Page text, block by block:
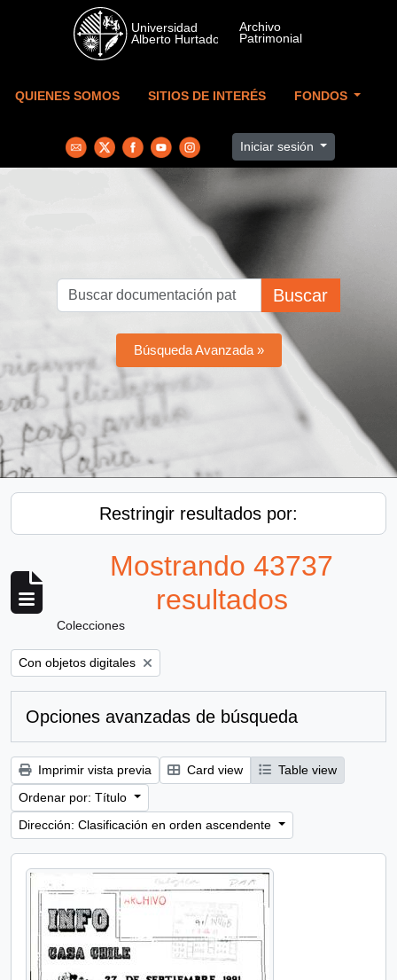
Skip to main content
QUIENES SOMOS SITIOS DE INTERÉS FONDOS
Iniciar sesión
Buscar
Búsqueda Avanzada »
Restringir resultados por:
Mostrando 43737
resultados
Colecciones
Remove filter:
Con objetos digitales
Opciones avanzadas de búsqueda
Imprimir vista previa Card view
Table view
Ordenar por: Título
Dirección: Clasificación en orden ascendente